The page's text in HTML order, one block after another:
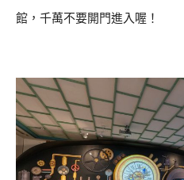
館，千萬不要開門進入喔！